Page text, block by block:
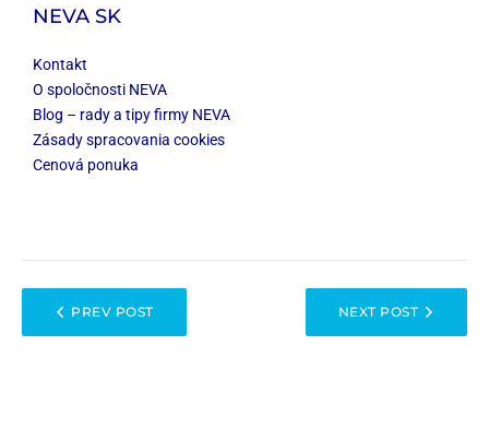
NEVA SK
Kontakt
O spoločnosti NEVA
Blog – rady a tipy firmy NEVA
Zásady spracovania cookies
Cenová ponuka
PREV POST NEXT POST